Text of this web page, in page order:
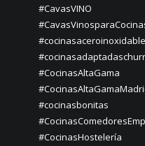
#CavasVINO
#cocinasaceroinoxidable
#CocinasAltaGama
#cocinasbonitas
#CocinasHostelería